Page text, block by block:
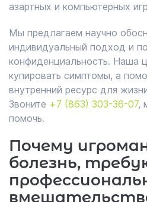
азартных и компьютерных
Мы предлагаем научно
индивидуальный подход и
конфиденциальность. Наша
купировать симптомы, а
внутренний ресурс для
Звоните +7 (863) 303-36-07,
помочь.
Почему
болезнь,